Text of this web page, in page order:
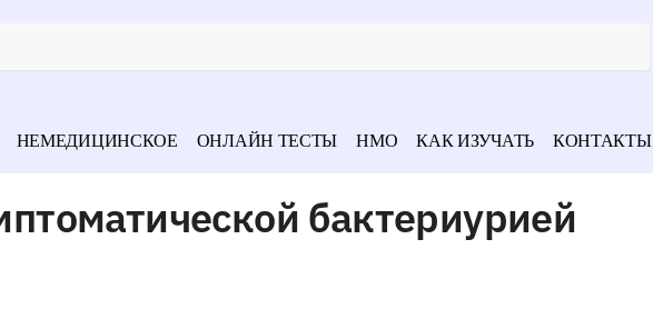
НЕМЕДИЦИНСКОЕ ОНЛАЙН ТЕСТЫ НМО КАК ИЗУЧАТЬ КОНТАКТЫ
бактериурией